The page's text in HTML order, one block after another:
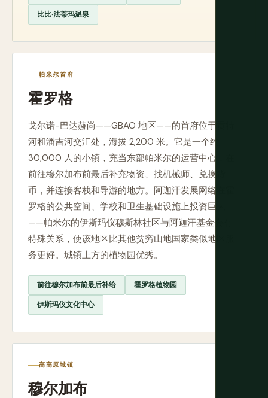
比比·法蒂玛温泉
帕米尔首府
霍罗格
戈尔诺-巴达赫尚——GBAO 地区——的首府位于贡特
河和潘吉河交汇处，海拔 2,200 米。它是一个约
30,000 人的小镇，充当东部帕米尔的运营中心：在
前往穆尔加布前最后补充物资、找机械师、兑换货
币，并连接客栈和导游的地方。阿迦汗发展网络在霍
罗格的公共空间、学校和卫生基础设施上投资巨大
——帕米尔的伊斯玛仪穆斯林社区与阿迦汗基金会有
特殊关系，使该地区比其他贫穷山地国家类似地区服
务更好。城镇上方的植物园优秀。
前往穆尔加布前最后补给 霍罗格植物园
伊斯玛仪文化中心
高高原城镇
穆尔加布